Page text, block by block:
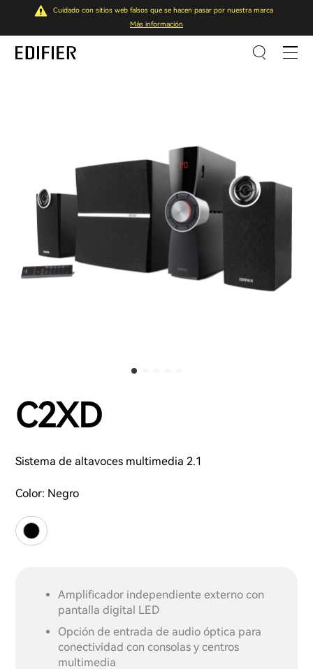
Cuidado con sitios web falsos que se hacen pasar por nuestra marca
Más información
C2XD
Sistema de altavoces multimedia 2.1
Color: Negro
Amplificador independiente externo con
pantalla digital LED
Opción de entrada de audio óptica para
conectividad con consolas y centros
multimedia